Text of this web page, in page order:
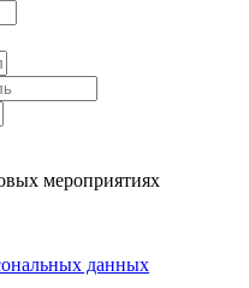
мероприятиях
данных